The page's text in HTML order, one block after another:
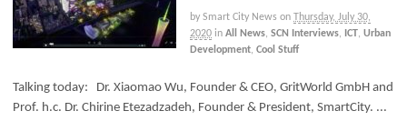
by Smart City News on Thursday, July 30,
2020 in All News, SCN Interviews, ICT, Urban
Development, Cool Stuff
Talking today: Dr. Xiaomao Wu, Founder & CEO, GritWorld GmbH and
Prof. h.c. Dr. Chirine Etezadzadeh, Founder & President, SmartCity. ...